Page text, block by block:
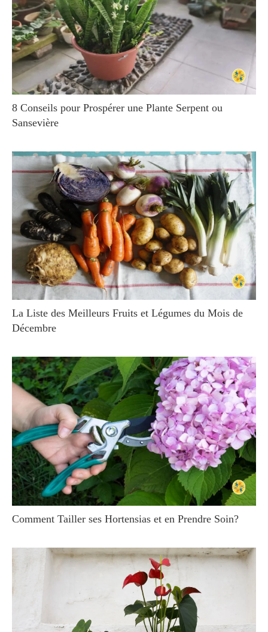
8 Conseils pour Prospérer une Plante Serpent ou
Sansevière
La Liste des Meilleurs Fruits et Légumes du Mois de
Décembre
Comment Tailler ses Hortensias et en Prendre Soin?